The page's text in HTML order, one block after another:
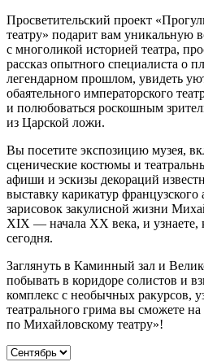
Просветительский проект
театру» подарит вам уникальную
с многоликой историей театра,
рассказ опытного специалиста о
легендарном прошлом, увидеть
обаятельного императорского
и полюбоваться роскошным
из Царской ложи.
Вы посетите экспозицию музея,
сценические костюмы и
афиши и эскизы декораций
выставку карикатур французского
зарисовок закулисной жизни
XIX — начала XX века, и
сегодня.
Заглянуть в Каминный зал и
побывать в коридоре солистов и
комплекс с необычных ракурсов,
театрального грима вы сможете
по Михайловскому театру»!